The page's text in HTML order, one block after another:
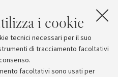
i cookie
tecnici necessari per il suo
di tracciamento facoltativi
facoltativi sono usati per
dell'evento. E’ possibile
singoli convegni sulcanale
sul Turismo-CAST